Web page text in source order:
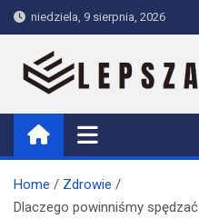
Skip
to
content
niedziela, 9 sierpnia, 2026
Lepsza-
Home
Zdrowie
Dlaczego powinniśmy